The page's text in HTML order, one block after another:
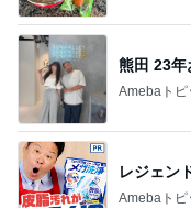
熊田 23年
Amebaトピ
レジェン
Amebaトピ